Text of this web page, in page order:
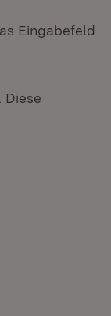
Eingabefeld
Diese